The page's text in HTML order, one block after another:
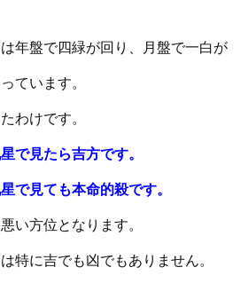
年盤で四緑が回り、月盤で一白が
ています。
わけです。
で見たら吉方です。
で見ても本命的殺です。
い方位となります。
特に吉でも凶でもありません。